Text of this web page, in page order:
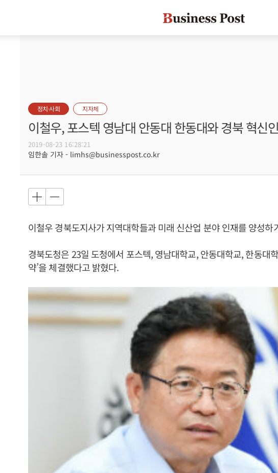
정치·사회 지자체
이철우, 포스텍 영남대 안동대 한동대와 경북 혁신
2019-08-23 16:28:21
임한솔 기자 - limhs@businesspost.co.kr
이철우 경북도지사가 지역대학들과 미래 신산업 분야 인재를 양성하
경북도청은 23일 도청에서 포스텍, 영남대학교, 안동대학교, 한동대
약’을 체결했다고 밝혔다.